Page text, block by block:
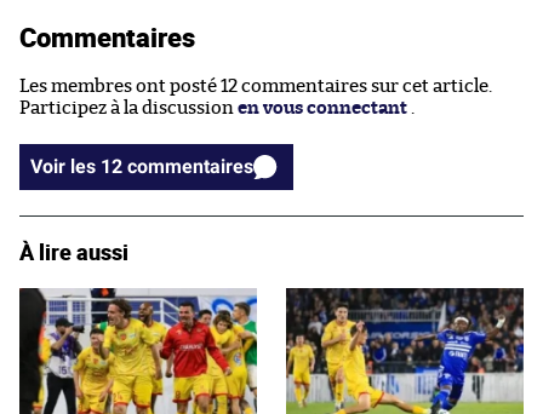
Commentaires
Les membres ont posté 12 commentaires sur cet article.
Participez à la discussion en vous connectant
Voir les 12 commentaires
À lire aussi